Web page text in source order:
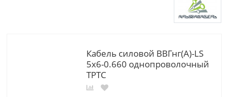
Кабель силовой ВВГнг(А)-LS
5х6-0.660 однопроволочный
ТРТС